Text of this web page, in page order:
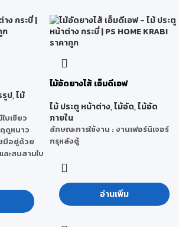
ยู่อาศัยได้
วดล้อม
าน
สวู้ดได้
รกับสิ่ง
Label
Lead
และจาก
( VOCs)
กซ์ทรูชั่น)
งแผ่น PVC
รูป,ไม้
บเขียว
ดูหนาว
มีอยู่ด้วย
ะสนสามใบ
ระเภทจะ
ไม้เนื้อแข็ง
ไม้อัดยางไส้ เอ็มดีเอฟ
ไม้ ประตู หน้าต่าง,ไม้อัด,ไม้อัด
ภายใน
ลักษณะการใช้งาน : งานเฟอร์นิเจอร์
กรุหลังตู้
อ่านเพิ่ม